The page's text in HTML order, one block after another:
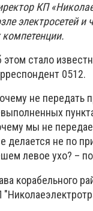
КП
электросетей
компетенции.
этом стало
0512.
не передать
мы не
делается не по
левое ухо? –
корабельного